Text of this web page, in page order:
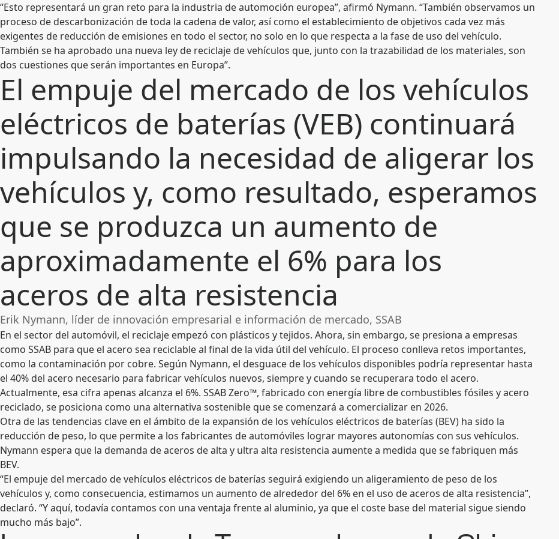
“Esto representará un gran reto para la industria de automoción europea”, afirmó Nymann. “También observamos un
proceso de descarbonización de toda la cadena de valor, así como el establecimiento de objetivos cada vez más
exigentes de reducción de emisiones en todo el sector, no solo en lo que respecta a la fase de uso del vehículo.
También se ha aprobado una nueva ley de reciclaje de vehículos que, junto con la trazabilidad de los materiales, son
dos cuestiones que serán importantes en Europa”.
El empuje del mercado de los vehículos
eléctricos de baterías (VEB) continuará
impulsando la necesidad de aligerar los
vehículos y, como resultado, esperamos
que se produzca un aumento de
aproximadamente el 6% para los
aceros de alta resistencia
Erik Nymann, líder de innovación empresarial e información de mercado, SSAB
En el sector del automóvil, el reciclaje empezó con plásticos y tejidos. Ahora, sin embargo, se presiona a empresas
como SSAB para que el acero sea reciclable al final de la vida útil del vehículo. El proceso conlleva retos importantes,
como la contaminación por cobre. Según Nymann, el desguace de los vehículos disponibles podría representar hasta
el 40% del acero necesario para fabricar vehículos nuevos, siempre y cuando se recuperara todo el acero.
Actualmente, esa cifra apenas alcanza el 6%. SSAB Zero™, fabricado con energía libre de combustibles fósiles y acero
reciclado, se posiciona como una alternativa sostenible que se comenzará a comercializar en 2026.
Otra de las tendencias clave en el ámbito de la expansión de los vehículos eléctricos de baterías (BEV) ha sido la
reducción de peso, lo que permite a los fabricantes de automóviles lograr mayores autonomías con sus vehículos.
Nymann espera que la demanda de aceros de alta y ultra alta resistencia aumente a medida que se fabriquen más
BEV.
“El empuje del mercado de vehículos eléctricos de baterías seguirá exigiendo un aligeramiento de peso de los
vehículos y, como consecuencia, estimamos un aumento de alrededor del 6% en el uso de aceros de alta resistencia”,
declaró. “Y aquí, todavía contamos con una ventaja frente al aluminio, ya que el coste base del material sigue siendo
mucho más bajo”.